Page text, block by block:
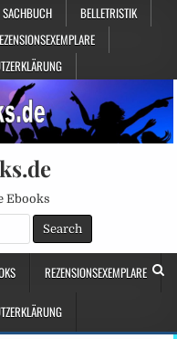
SACHBUCH
BELLETRISTIK
Ebooks
REZENSIONSEXEMPLARE